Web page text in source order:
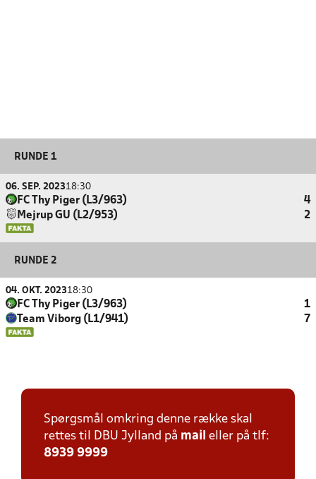
RUNDE 1
06. SEP. 202318:30
FC Thy Piger (L3/963)
4
Mejrup GU (L2/953)
2
RUNDE 2
04. OKT. 202318:30
FC Thy Piger (L3/963)
1
Team Viborg (L1/941)
7
Spørgsmål omkring denne række skal
rettes til DBU Jylland på mail eller på tlf:
8939 9999